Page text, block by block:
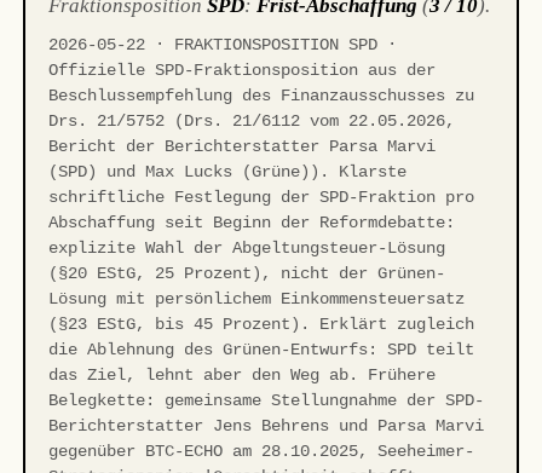
FraktionspositionSPD:Frist-Abschaffung (3 / 10).
2026-05-22 · FRAKTIONSPOSITION SPD ·
Offizielle SPD-Fraktionsposition aus der
Beschlussempfehlung des Finanzausschusses zu
Drs. 21/5752 (Drs. 21/6112 vom 22.05.2026,
Bericht der Berichterstatter Parsa Marvi
(SPD) und Max Lucks (Grüne)). Klarste
schriftliche Festlegung der SPD-Fraktion pro
Abschaffung seit Beginn der Reformdebatte:
explizite Wahl der Abgeltungsteuer-Lösung
(§20 EStG, 25 Prozent), nicht der Grünen-
Lösung mit persönlichem Einkommensteuersatz
(§23 EStG, bis 45 Prozent). Erklärt zugleich
die Ablehnung des Grünen-Entwurfs: SPD teilt
das Ziel, lehnt aber den Weg ab. Frühere
Belegkette: gemeinsame Stellungnahme der SPD-
Berichterstatter Jens Behrens und Parsa Marvi
gegenüber BTC-ECHO am 28.10.2025, Seeheimer-